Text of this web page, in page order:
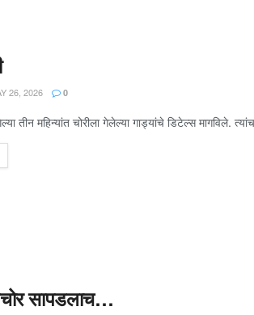
26, 2026 0
तीन महिन्यांत चोरीला गेलेल्या गाड्यांचे डिटेल्स मागविले.
सापडलाच…